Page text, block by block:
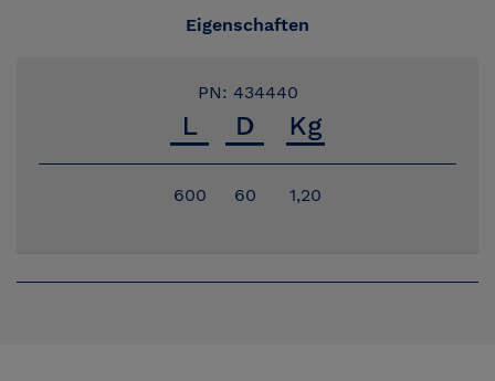
Eigenschaften
PN: 434440
600 60 1,20